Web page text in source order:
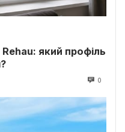
який профіль
0